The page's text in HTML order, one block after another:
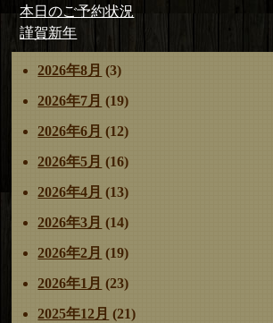
者
日:
投
稿
ナ
ビ
ゲ
シ
ョ
前
の
投
稿:
本日のご予約状況
次
の
投
稿:
謹賀新年
2026年8月 (3)
2026年7月 (19)
2026年6月 (12)
2026年5月 (16)
2026年4月 (13)
2026年3月 (14)
2026年2月 (19)
2026年1月 (23)
2025年12月 (21)